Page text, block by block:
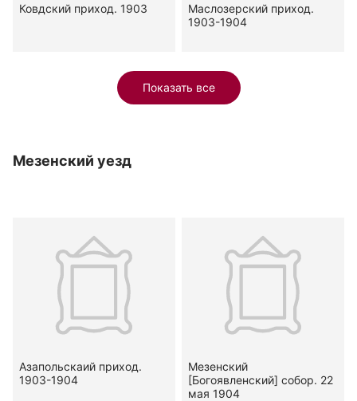
Ковдский приход. 1903
Маслозерский приход.
1903-1904
Показать все
Мезенский уезд
Азапольскаий приход.
1903-1904
Мезенский
[Богоявленский] собор. 22
мая 1904